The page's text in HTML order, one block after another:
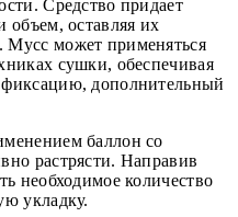
Средство придает
объем, оставляя их
может применяться
сушки, обеспечивая
дополнительный
баллон со
растрясти. Направив
необходимое количество
укладку.